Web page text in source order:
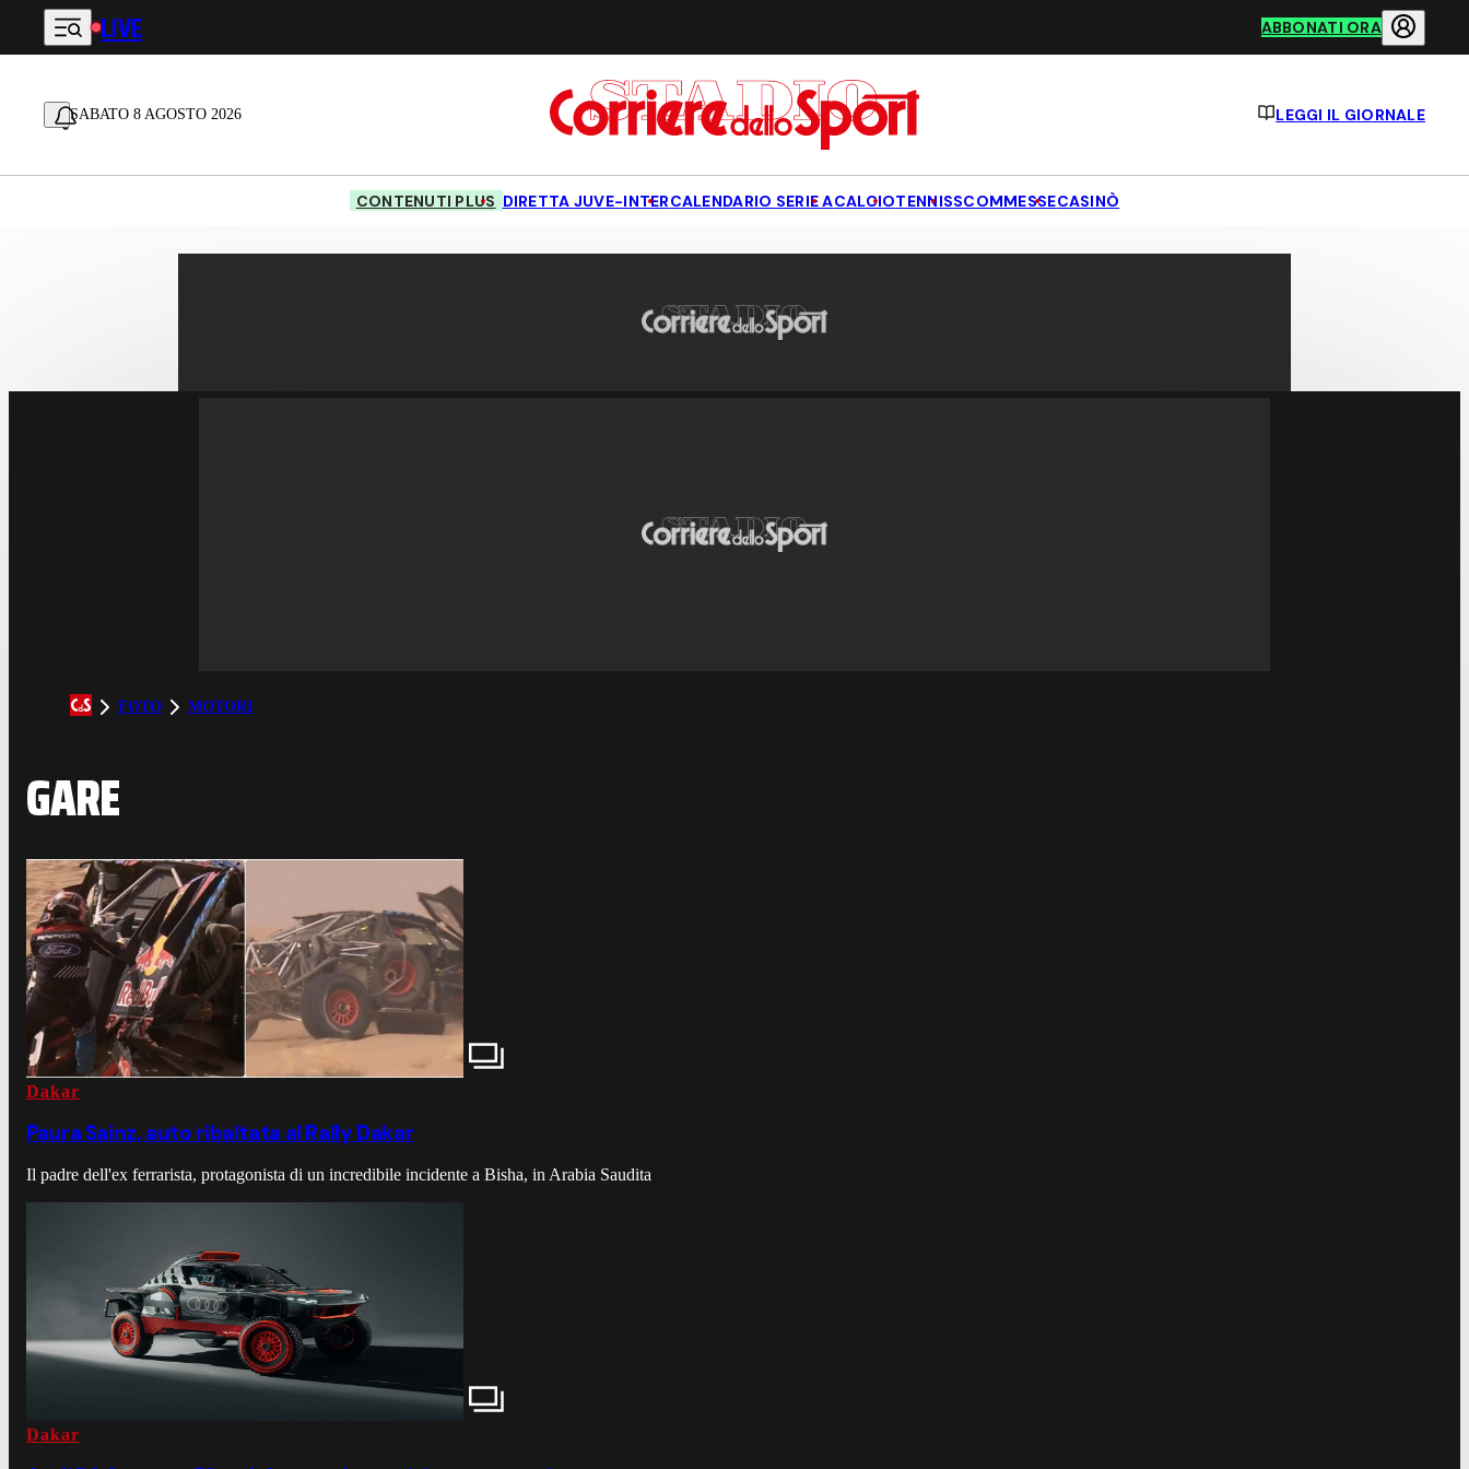
Vai al contenuto principale
LIVE ABBONATI ORA
SABATO 8 AGOSTO 2026 LEGGI IL GIORNALE
CONTENUTI PLUS DIRETTA JUVE-INTERCALENDARIO SERIE ACALCIOTENNISSCOMMESSECASINÒ
FOTO MOTORI
GARE
Dakar
Paura Sainz, auto ribaltata al Rally Dakar
Il padre dell'ex ferrarista, protagonista di un incredibile incidente a Bisha, in Arabia Saudita
Dakar